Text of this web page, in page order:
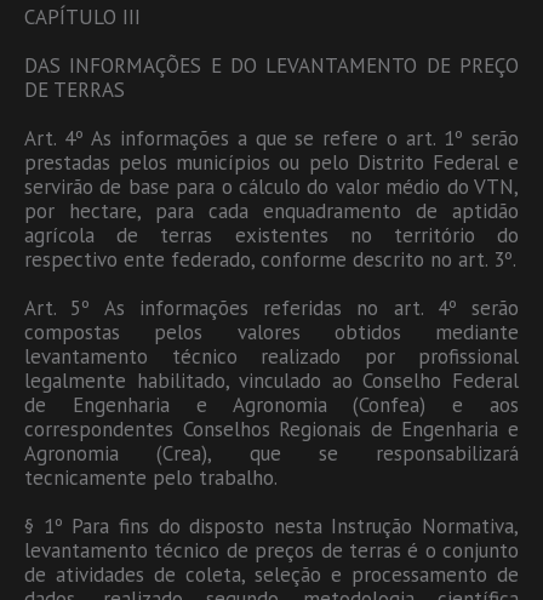
CAPÍTULO III
DAS INFORMAÇÕES E DO LEVANTAMENTO DE PREÇO
DE TERRAS
Art. 4º As informações a que se refere o art. 1º serão
prestadas pelos municípios ou pelo Distrito Federal e
servirão de base para o cálculo do valor médio do VTN,
por hectare, para cada enquadramento de aptidão
agrícola de terras existentes no território do
respectivo ente federado, conforme descrito no art. 3º.
Art. 5º As informações referidas no art. 4º serão
compostas pelos valores obtidos mediante
levantamento técnico realizado por profissional
legalmente habilitado, vinculado ao Conselho Federal
de Engenharia e Agronomia (Confea) e aos
correspondentes Conselhos Regionais de Engenharia e
Agronomia (Crea), que se responsabilizará
tecnicamente pelo trabalho.
§ 1º Para fins do disposto nesta Instrução Normativa,
levantamento técnico de preços de terras é o conjunto
de atividades de coleta, seleção e processamento de